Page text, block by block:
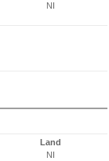
NI
Land
NI